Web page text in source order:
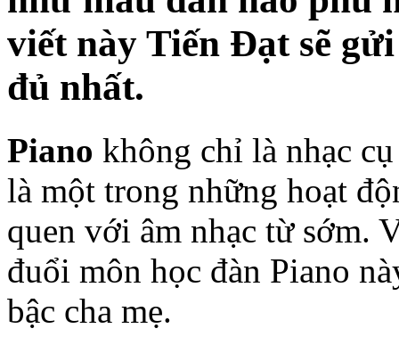
viết này Tiến Đạt sẽ
đủ nhất.
Piano không chỉ là nhạc
là một trong những hoạt
quen với âm nhạc từ sớm.
đuổi môn học đàn Piano
bậc cha mẹ.